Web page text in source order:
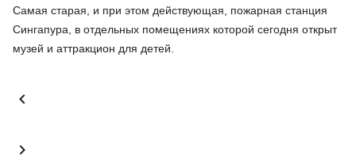
Самая старая, и при этом действующая, пожарная станция
Сингапура, в отдельных помещениях которой сегодня открыт
музей и аттракцион для детей.

